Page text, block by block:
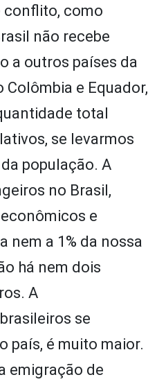
conflito, como
não recebe
a outros países da
Colômbia e Equador,
total
se levarmos
população. A
no Brasil,
e
nem a 1% da nossa
há nem dois
A
se
país, é muito maior.
emigração de